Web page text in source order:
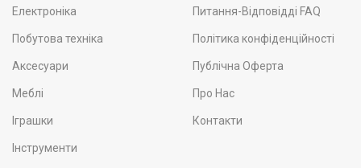
Електроніка
Побутова техніка
Аксесуари
Меблі
Іграшки
Інструменти
Питання-Відповідді FAQ
Політика конфіденційності
Публічна Оферта
Про Нас
Контакти